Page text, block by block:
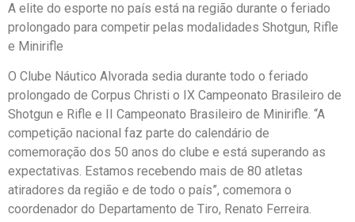
A elite do esporte no país está na região durante o feriado
prolongado para competir pelas modalidades Shotgun, Rifle
e Minirifle
O Clube Náutico Alvorada sedia durante todo o feriado
prolongado de Corpus Christi o IX Campeonato Brasileiro de
Shotgun e Rifle e II Campeonato Brasileiro de Minirifle. “A
competição nacional faz parte do calendário de
comemoração dos 50 anos do clube e está superando as
expectativas. Estamos recebendo mais de 80 atletas
atiradores da região e de todo o país”, comemora o
coordenador do Departamento de Tiro, Renato Ferreira.